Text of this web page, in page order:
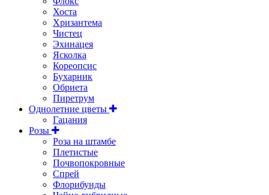
Хоста
Хризантема
Чистец
Эхинацея
Ясколка
Кореопсис
Бухарник
Обриета
Пиретрум
Однолетние цветы
Гацания
Розы
Роза на штамбе
Плетистые
Почвопокровные
Спрей
Флорибунды